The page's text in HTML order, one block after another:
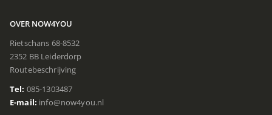
OVER NOW4YOU
Rietschans 68-8532
2352 BB Leiderdorp
Routebeschrijving
Tel: 085-1303487
E-mail: info@now4you.nl